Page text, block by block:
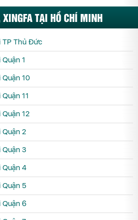
TẠI HỒ CHÍ MINH
TP Thủ Đức
1
10
11
12
2
3
Quận 4
Quận 5
Quận 6